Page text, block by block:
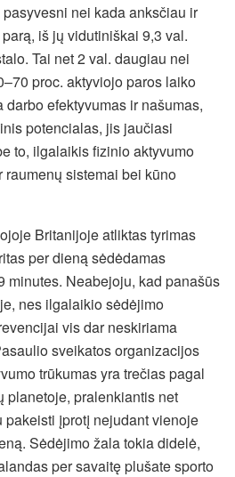
nei kada anksčiau ir
iš jų vidutiniškai 9,3 val.
Tai net 2 val. daugiau nei
proc. aktyviojo paros laiko
efektyvumas ir našumas,
potencialas, jis jaučiasi
to, ilgalaikis fizinio aktyvumo
sistemai bei kūno
Britanijoje atliktas tyrimas
per dieną sėdėdamas
minutes. Neabejoju, kad panašūs
nes ilgalaikio sėdėjimo
vis dar neskiriama
sveikatos organizacijos
trūkumas yra trečias pagal
planetoje, pralenkiantis net
pakeisti įprotį nejudant vienoje
Sėdėjimo žala tokia didelė,
per savaitę plušate sporto